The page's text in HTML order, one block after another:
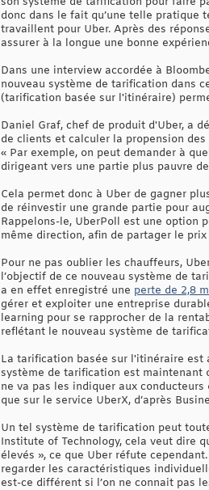
donc dans le fait qu’une telle pratique
travaillent pour Uber. Après des
assurer à la longue une bonne
Dans une interview accordée à
nouveau système de tarification dans
(tarification basée sur l'itinéraire)
Daniel Graf, chef de produit d'Uber, a
de clients et calculer la propension
« Par exemple, on peut demander à
dirigeant vers une partie plus pauvre
Cela permet donc à Uber de gagner
de réinvestir une grande partie pour
Rappelons-le, UberPoll est une option
même direction, afin de partager le
Pour ne pas oublier les chauffeurs,
l’objectif de ce nouveau système de
a en effet enregistré une perte de 2,8
gérer et exploiter une entreprise
learning pour se rapprocher de la
reflétant le nouveau système de
La tarification basée sur l'itinéraire est
système de tarification est maintenant
ne va pas les indiquer aux
que sur le service UberX, d’après
Un tel système de tarification peut
Institute of Technology, cela veut dire
élevés », ce que Uber réfute
regarder les caractéristiques
est-ce différent si l’on ne connait pas